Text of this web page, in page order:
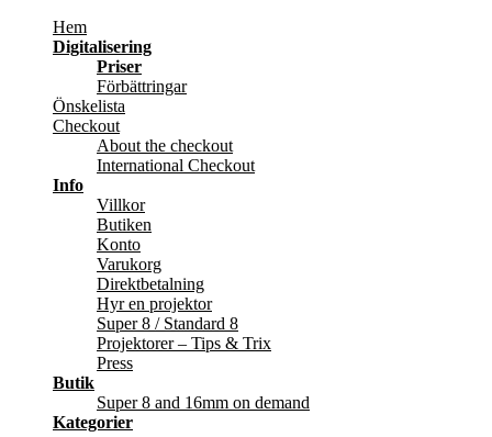
Hem
Digitalisering
Priser
Förbättringar
Önskelista
Checkout
About the checkout
International Checkout
Info
Villkor
Butiken
Konto
Varukorg
Direktbetalning
Hyr en projektor
Super 8 / Standard 8
Projektorer – Tips & Trix
Press
Butik
Super 8 and 16mm on demand
Kategorier